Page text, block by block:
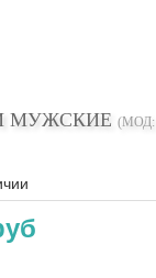
МУЖСКИЕ (МОД: